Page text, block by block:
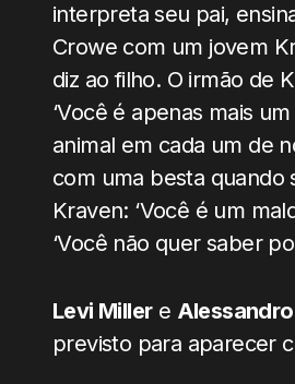
interpreta seu pai,
Crowe com um jovem
diz ao filho. O irmão de
‘Você é apenas mais
animal em cada um de
com uma besta quando
Kraven: ‘Você é um
‘Você não quer saber
Levi Millere
previsto para aparecer